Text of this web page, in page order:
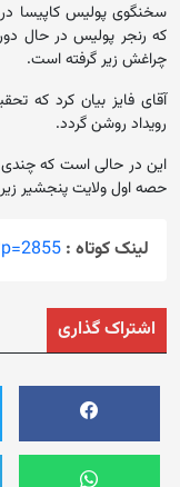
سخنگوی پولیس کاپیسا در
که رنجر پولیس در حال
چراغش زیر گرفته است.
آقای فایز بیان کرد که
رویداد روشن گردد.
این در حالی است که
حصه‌ اول ولایت پنجشیر
لینک کوتاه :
اشتراک گذاری